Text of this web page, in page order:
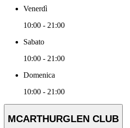
Venerdì
10:00 - 21:00
Sabato
10:00 - 21:00
Domenica
10:00 - 21:00
MCARTHURGLEN CLUB